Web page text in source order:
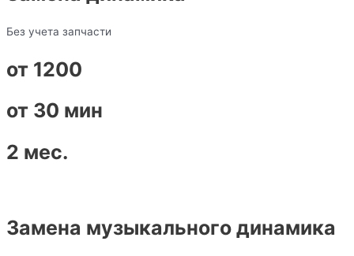
Без учета запчасти
от 1200
от 30 мин
2 мес.
Замена музыкального динамика